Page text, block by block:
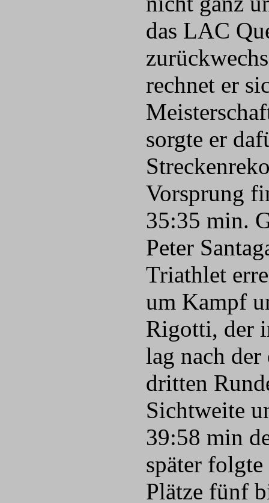
das LAC
rechnet er
sorgte er
Vorsprung
35:35 min.
Peter
Triathlet
um Kampf
Rigotti, der
lag nach der
dritten
Sichtweite
39:58 min
später
Plätze fünf